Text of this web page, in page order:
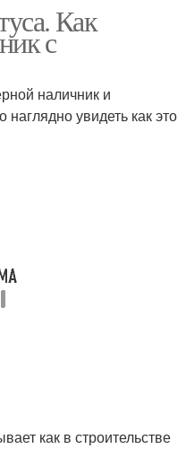
Как
с
наличник и
увидеть как это
как в строительстве